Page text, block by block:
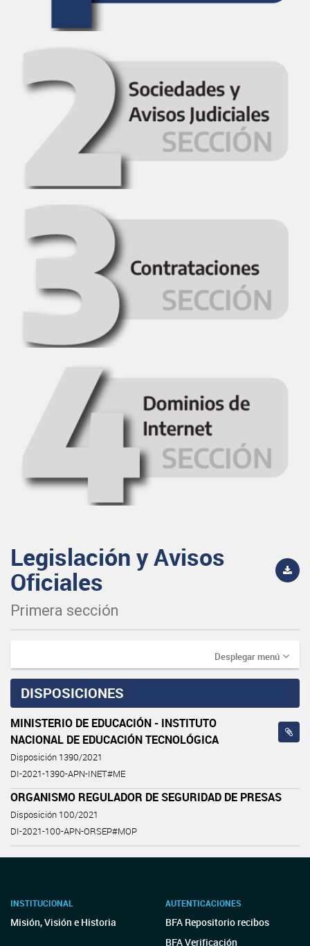
Legislación y Avisos
Oficiales
Primera sección
Desplegar menú
DISPOSICIONES
MINISTERIO DE EDUCACIÓN - INSTITUTO
NACIONAL DE EDUCACIÓN TECNOLÓGICA
Disposición 1390/2021
DI-2021-1390-APN-INET#ME
ORGANISMO REGULADOR DE SEGURIDAD DE PRESAS
Disposición 100/2021
DI-2021-100-APN-ORSEP#MOP
INSTITUCIONAL
Misión, Visión e Historia
AUTENTICACIONES
BFA Repositorio recibos
BFA Verificación